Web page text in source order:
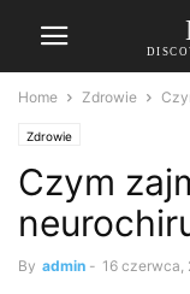
Home Zdrowie
Zdrowie
Czym
By admin - 16 czerwca,